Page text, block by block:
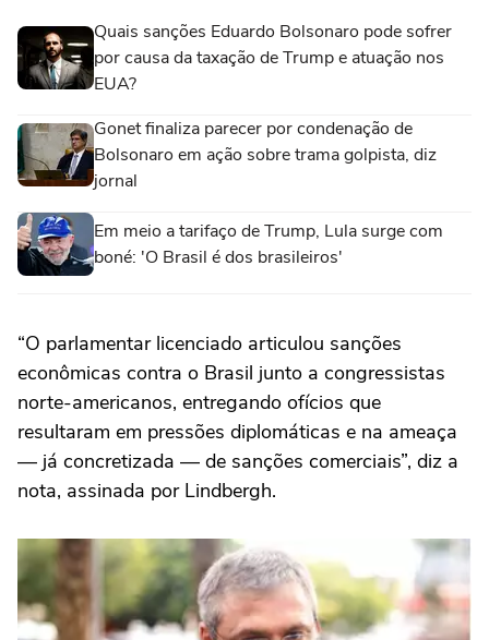
Quais sanções Eduardo Bolsonaro pode sofrer
por causa da taxação de Trump e atuação nos
EUA?
Gonet finaliza parecer por condenação de
Bolsonaro em ação sobre trama golpista, diz
jornal
Em meio a tarifaço de Trump, Lula surge com
boné: 'O Brasil é dos brasileiros'
“O parlamentar licenciado articulou sanções
econômicas contra o Brasil junto a congressistas
norte-americanos, entregando ofícios que
resultaram em pressões diplomáticas e na ameaça
— já concretizada — de sanções comerciais”, diz a
nota, assinada por Lindbergh.